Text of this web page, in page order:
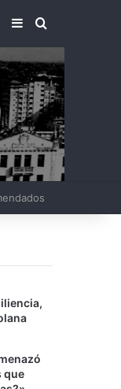
BARRA LATERAL
BUSCAR
que